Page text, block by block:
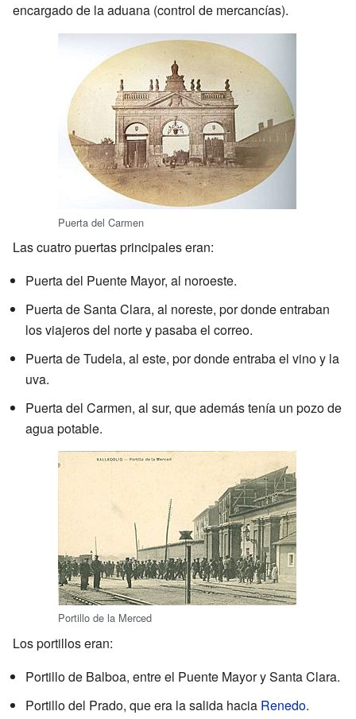
encargado de la aduana (control de mercancías).
Puerta del Carmen
Las cuatro puertas principales eran:
Puerta del Puente Mayor, al noroeste.
Puerta de Santa Clara, al noreste, por donde entraban
los viajeros del norte y pasaba el correo.
Puerta de Tudela, al este, por donde entraba el vino y la
uva.
Puerta del Carmen, al sur, que además tenía un pozo de
agua potable.
Portillo de la Merced
Los portillos eran:
Portillo de Balboa, entre el Puente Mayor y Santa Clara.
Portillo del Prado, que era la salida hacia Renedo.